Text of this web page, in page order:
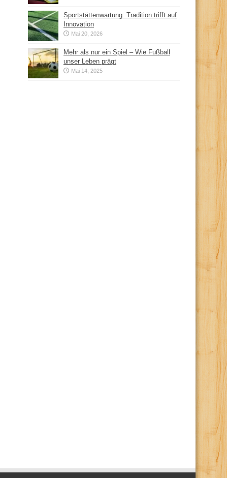
Sportstättenwartung: Tradition trifft auf
Innovation
Mai 20, 2026
Mehr als nur ein Spiel – Wie Fußball
unser Leben prägt
Mai 14, 2025